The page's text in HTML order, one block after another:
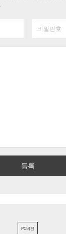
PC버전